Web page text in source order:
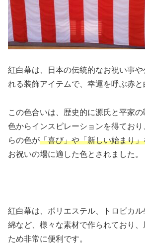
紅白幕は、日本の伝統的なお祝い事
れる装飾アイテムで、幸運を呼ぶ赤と
この色合いは、歴史的に源氏と平家
色からインスピレーションを得てお
らの色が「喜び」や「新しい始まり
お祝いの場に適した色とされました。
紅白幕は、ポリエステル、トロピカ
綿など、様々な素材で作られており
ため非常に便利です。